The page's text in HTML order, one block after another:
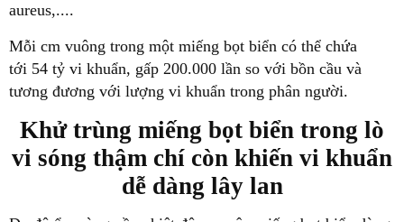
aureus,....
Mỗi cm vuông trong một miếng bọt biển có thể chứa
tới 54 tỷ vi khuẩn, gấp 200.000 lần so với bồn cầu và
tương đương với lượng vi khuẩn trong phân người.
Khử trùng miếng bọt biển trong lò
vi sóng thậm chí còn khiến vi khuẩn
dễ dàng lây lan